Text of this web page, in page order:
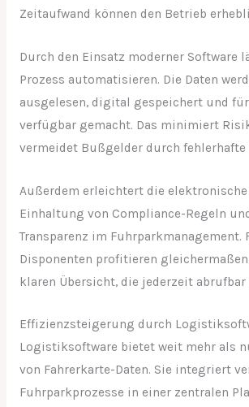
Zeitaufwand können den Betrieb
Durch den Einsatz moderner Software
Prozess automatisieren. Die Daten
ausgelesen, digital gespeichert und
verfügbar gemacht. Das minimiert
vermeidet Bußgelder durch
Außerdem erleichtert die
Einhaltung von Compliance-Regeln
Transparenz im Fuhrparkmanagement.
Disponenten profitieren
klaren Übersicht, die jederzeit abrufbar
Effizienzsteigerung durch
Logistiksoftware bietet weit mehr als
von Fahrerkarte-Daten. Sie integriert
Fuhrparkprozesse in einer zentralen